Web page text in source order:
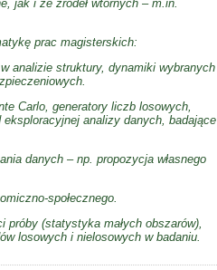
jak i ze źródeł wtórnych – m.in.
prac magisterskich:
analizie struktury, dynamiki wybranych
Carlo, generatory liczb losowych,
analizy danych, badające
danych – np. propozycja własnego
społecznego.
(statystyka małych obszarów),
losowych i nielosowych w badaniu.